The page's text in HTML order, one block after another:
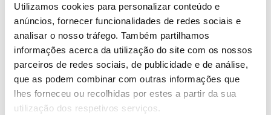
Utilizamos cookies para personalizar conteúdo e
anúncios, fornecer funcionalidades de redes sociais e
analisar o nosso tráfego. Também partilhamos
informações acerca da utilização do site com os nossos
parceiros de redes sociais, de publicidade e de análise,
que as podem combinar com outras informações que
lhes forneceu ou recolhidas por estes a partir da sua
utilização dos respetivos serviços.
Saber mais
13.07.2026
Genoma do priolo e de outras espécies em risco:
conhecer para conservar